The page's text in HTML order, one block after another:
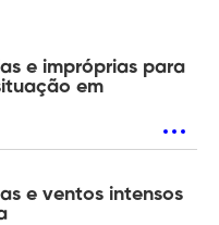
e impróprias para
em
e ventos intensos